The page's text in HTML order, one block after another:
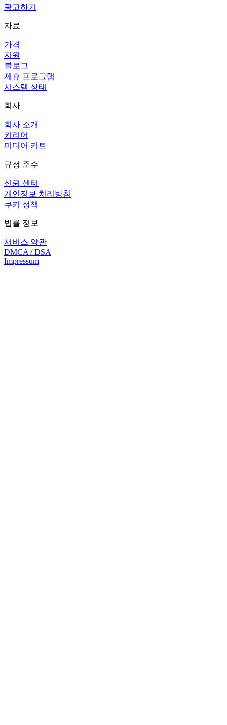
광고하기
자료
가격
지원
블로그
제휴 프로그램
시스템 상태
회사
회사 소개
커리어
미디어 키트
규정 준수
신뢰 센터
개인정보 처리방침
쿠키 정책
법률 정보
서비스 약관
DMCA / DSA
Impressum